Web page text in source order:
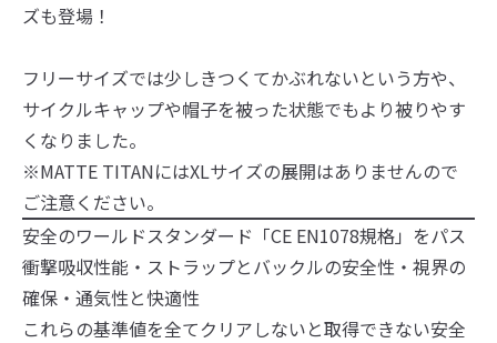
ズも登場！
フリーサイズでは少しきつくてかぶれないという方や、
サイクルキャップや帽子を被った状態でもより被りやす
くなりました。
※MATTE TITANにはXLサイズの展開はありませんので
ご注意ください。
安全のワールドスタンダード「CE EN1078規格」をパス
衝撃吸収性能・ストラップとバックルの安全性・視界の
確保・通気性と快適性
これらの基準値を全てクリアしないと取得できない安全